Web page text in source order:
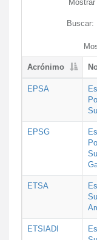
Mostrar
Buscar:
Acrónimo
EPSA
EPSG
ETSA
ETSIADI